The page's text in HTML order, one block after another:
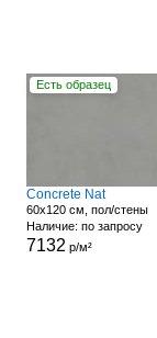
Есть образец
Concrete Nat
60x120 см, пол/стены
Наличие: по запросу
7132 р/м²